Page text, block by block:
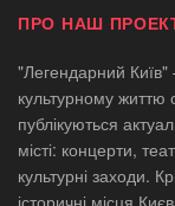
ПРО НАШ
"Легендарний
культурному життю
публікуються
місті: концерти,
культурні заходи.
історичні місця